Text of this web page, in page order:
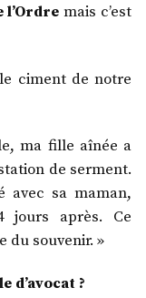
l’Ordre mais c’est
ciment de notre
ma fille aînée a
de serment.
avec sa maman,
jours après. Ce
du souvenir. »
d’avocat ?